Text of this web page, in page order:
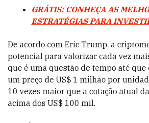
GRÁTIS: CONHEÇA AS
ESTRATÉGIAS PARA
De acordo com Eric Trump, a
potencial para valorizar cada vez
que é uma questão de tempo até que
um preço de US$ 1 milhão por
10 vezes maior que a cotação atual
acima dos US$ 100 mil.